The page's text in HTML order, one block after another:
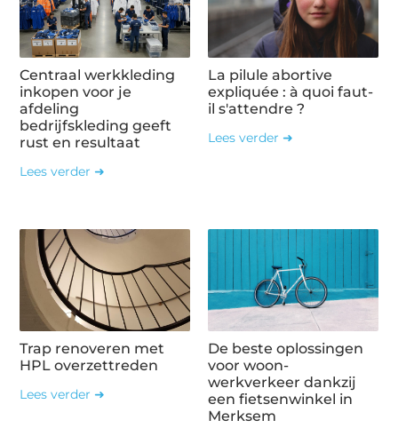
Centraal werkkleding
inkopen voor je
afdeling
bedrijfskleding geeft
rust en resultaat
Lees verder ➜
La pilule abortive
expliquée : à quoi faut-
il s'attendre ?
Lees verder ➜
Trap renoveren met
HPL overzettreden
Lees verder ➜
De beste oplossingen
voor woon-
werkverkeer dankzij
een fietsenwinkel in
Merksem